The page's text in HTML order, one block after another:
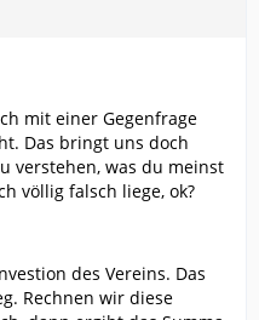
mit einer Gegenfrage
Das bringt uns doch
verstehen, was du meinst
völlig falsch liege, ok?
des Vereins. Das
Rechnen wir diese